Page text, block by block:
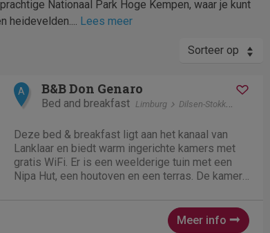
Nationaal Park Hoge Kempen, waar je kunt
heidevelden.... Lees meer
Sorteer op
A B&B Don Genaro
Bed and breakfast Limburg Dilsen-Stokkem
Deze bed & breakfast ligt aan het kanaal van
Lanklaar en biedt warm ingerichte kamers met
gratis WiFi. Er is een weelderige tuin met een
Nipa Hut, een houtoven en een terras. De kamers
Meer info